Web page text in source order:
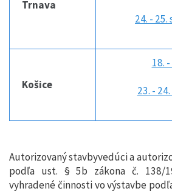
Trnava
24. -
Košice
18.
23. -
Autorizovaný stavbyvedúci a
podľa ust. § 5b zákona č. 138/
vyhradené činnosti vo výstavbe